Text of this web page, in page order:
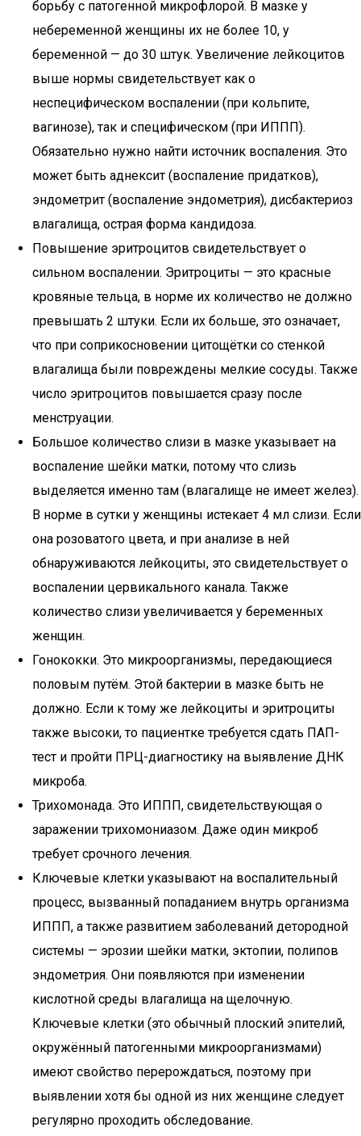
борьбу с патогенной микрофлорой. В мазке у
небеременной женщины их не более 10, у
беременной — до 30 штук. Увеличение лейкоцитов
выше нормы свидетельствует как о
неспецифическом воспалении (при кольпите,
вагинозе), так и специфическом (при ИППП).
Обязательно нужно найти источник воспаления. Это
может быть аднексит (воспаление придатков),
эндометрит (воспаление эндометрия), дисбактериоз
влагалища, острая форма кандидоза.
Повышение эритроцитов свидетельствует о
сильном воспалении. Эритроциты — это красные
кровяные тельца, в норме их количество не должно
превышать 2 штуки. Если их больше, это означает,
что при соприкосновении цитощётки со стенкой
влагалища были повреждены мелкие сосуды. Также
число эритроцитов повышается сразу после
менструации.
Большое количество слизи в мазке указывает на
воспаление шейки матки, потому что слизь
выделяется именно там (влагалище не имеет желез).
В норме в сутки у женщины истекает 4 мл слизи. Если
она розоватого цвета, и при анализе в ней
обнаруживаются лейкоциты, это свидетельствует о
воспалении цервикального канала. Также
количество слизи увеличивается у беременных
женщин.
Гонококки. Это микроорганизмы, передающиеся
половым путём. Этой бактерии в мазке быть не
должно. Если к тому же лейкоциты и эритроциты
также высоки, то пациентке требуется сдать ПАП-
тест и пройти ПРЦ-диагностику на выявление ДНК
микроба.
Трихомонада. Это ИППП, свидетельствующая о
заражении трихомониазом. Даже один микроб
требует срочного лечения.
Ключевые клетки указывают на воспалительный
процесс, вызванный попаданием внутрь организма
ИППП, а также развитием заболеваний детородной
системы — эрозии шейки матки, эктопии, полипов
эндометрия. Они появляются при изменении
кислотной среды влагалища на щелочную.
Ключевые клетки (это обычный плоский эпителий,
окружённый патогенными микроорганизмами)
имеют свойство перерождаться, поэтому при
выявлении хотя бы одной из них женщине следует
регулярно проходить обследование.